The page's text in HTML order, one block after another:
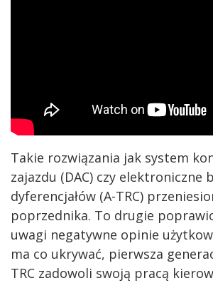
Takie rozwiązania jak system
zajazdu (DAC) czy elektroniczne
dyferencjałów (A-TRC)
poprzednika. To drugie
uwagi negatywne opinie
ma co ukrywać, pierwsza
TRC zadowoli swoją pracą